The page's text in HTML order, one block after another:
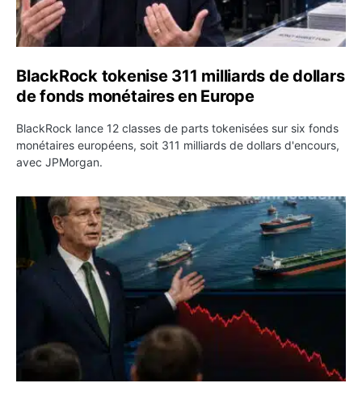
BlackRock tokenise 311 milliards de dollars
de fonds monétaires en Europe
BlackRock lance 12 classes de parts tokenisées sur six fonds
monétaires européens, soit 311 milliards de dollars d'encours,
avec JPMorgan.
Pétrole : le Brent passe sous 80 dollars après